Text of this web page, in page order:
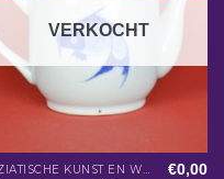
VERKOCHT
AZIATISCHE KUNST EN WOONACCESSOIRES €0,00